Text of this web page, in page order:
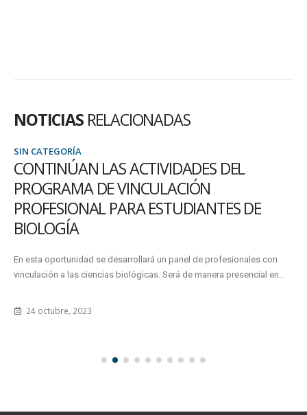
NOTICIAS RELACIONADAS
SIN CATEGORÍA
CONTINÚAN LAS ACTIVIDADES DEL
PROGRAMA DE VINCULACIÓN
PROFESIONAL PARA ESTUDIANTES DE
BIOLOGÍA
En esta oportunidad se desarrollará un panel de profesionales con
vinculación a las ciencias biológicas. Será de manera presencial en...
24 octubre, 2023